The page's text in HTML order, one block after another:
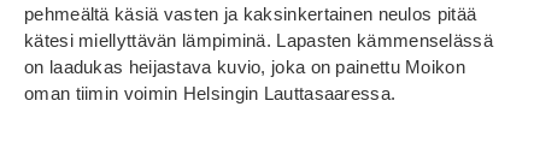
pehmeältä käsiä vasten ja kaksinkertainen neulos pitää
kätesi miellyttävän lämpiminä. Lapasten kämmenselässä
on laadukas heijastava kuvio, joka on painettu Moikon
oman tiimin voimin Helsingin Lauttasaaressa.